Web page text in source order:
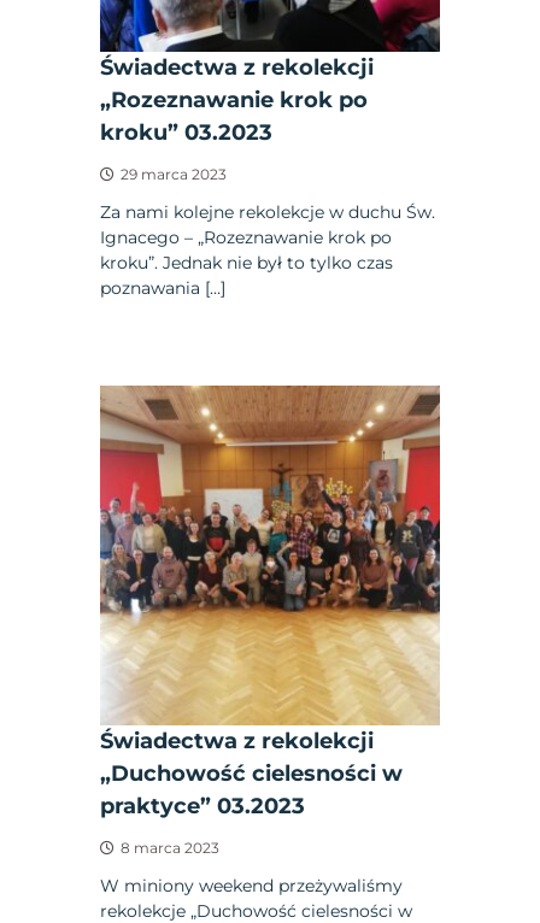
Świadectwa z rekolekcji
„Rozeznawanie krok po
kroku” 03.2023
29 marca 2023
Za nami kolejne rekolekcje w duchu Św.
Ignacego – „Rozeznawanie krok po
kroku”. Jednak nie był to tylko czas
poznawania […]
Świadectwa z rekolekcji
„Duchowość cielesności w
praktyce” 03.2023
8 marca 2023
W miniony weekend przeżywaliśmy
rekolekcje „Duchowość cielesności w